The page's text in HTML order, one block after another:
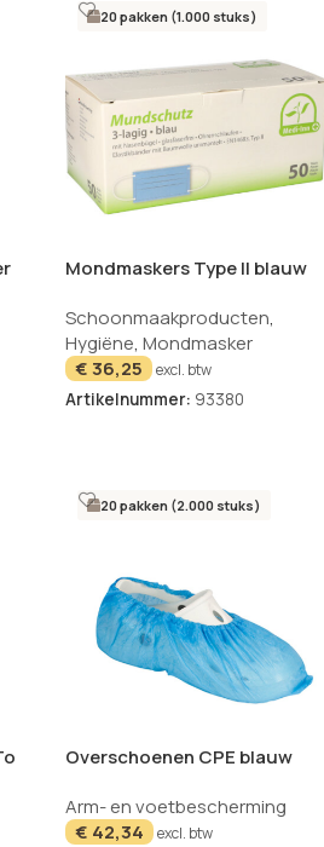
20 pakken (1.000 stuks)
Mondmaskers Type II blauw
Schoonmaakproducten,
Hygiëne, Mondmasker
€36,25 excl. btw
Artikelnummer: 93380
20 pakken (2.000 stuks)
Overschoenen CPE blauw
Arm- en voetbescherming
€ 42,34 excl. btw